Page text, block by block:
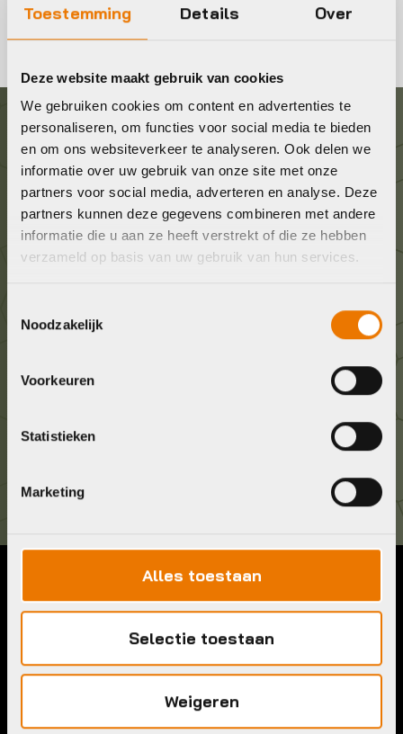
Toestemming Details Over
Deze website maakt gebruik van cookies
We gebruiken cookies om content en advertenties te
personaliseren, om functies voor social media te bieden
en om ons websiteverkeer te analyseren. Ook delen we
informatie over uw gebruik van onze site met onze
partners voor social media, adverteren en analyse. Deze
partners kunnen deze gegevens combineren met andere
informatie die u aan ze heeft verstrekt of die ze hebben
verzameld op basis van uw gebruik van hun services.
Noodzakelijk
Voorkeuren
Statistieken
Marketing
Alles toestaan
Selectie toestaan
Weigeren
Graag in contact komen?
Wij staan voor je klaar! Neem contact op via de
onderstaande gegevens.
Stuur ons een e-mail
036 5304422
Kom langs!
Contact
036 5304422
info@bykestore.nl
Adres:
Brouwerstraat 8B
Service pakket